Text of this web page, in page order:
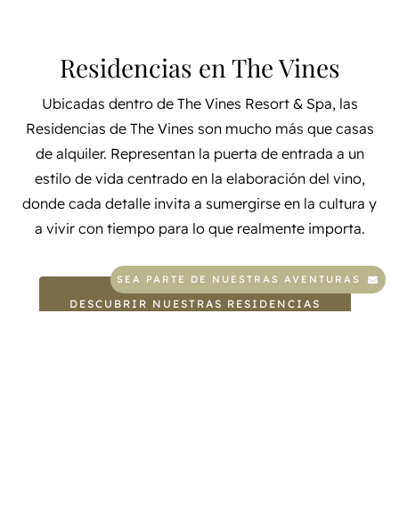
SEA PARTE DE NUESTRAS AVENTURAS
Residencias en The Vines
Ubicadas dentro de The Vines Resort & Spa, las
Residencias de The Vines son mucho más que casas
de alquiler. Representan la puerta de entrada a un
estilo de vida centrado en la elaboración del vino,
donde cada detalle invita a sumergirse en la cultura y
a vivir con tiempo para lo que realmente importa.
DESCUBRIR NUESTRAS RESIDENCIAS